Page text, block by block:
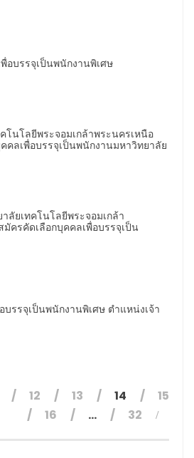
อบรรจุเป็นพนักงานพิเศษ
โนโลยีพระจอมเกล้าพระนครเหนือ
คลเพื่อบรรจุเป็นพนักงานมหาวิทยาลัย
ลัยเทคโนโลยีพระจอมเกล้า
มัครคัดเลือกบุคคลเพื่อบรรจุเป็น
บรรจุเป็นพนักงานพิเศษ ตำแหน่งเจ้า
12 13 14
15
16
… 32